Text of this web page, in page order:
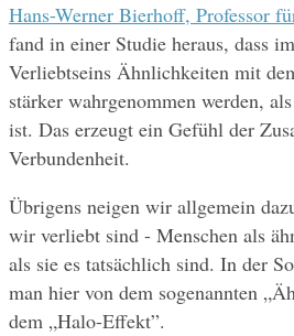
Hans-Werner Bierhoff, Professor
fand in einer Studie heraus, dass
Verliebtseins Ähnlichkeiten mit
stärker wahrgenommen werden,
ist. Das erzeugt ein Gefühl der
Verbundenheit.
Übrigens neigen wir allgemein
wir verliebt sind - Menschen als
als sie es tatsächlich sind. In der
man hier von dem sogenannten
dem „Halo-Effekt”.